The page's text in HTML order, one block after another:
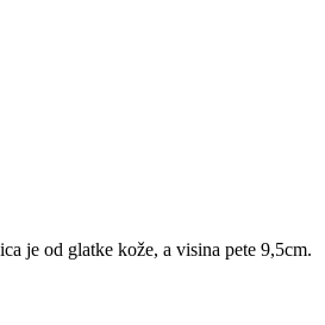
je od glatke kože, a visina pete 9,5cm.